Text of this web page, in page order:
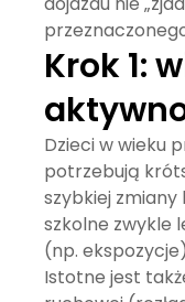
Krok 1:
Dzieci w wieku
potrzebują
szybkiej
szkolne zwykle
(np.
Istotne jest